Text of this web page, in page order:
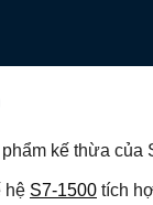
phẩm kế thừa
hệ S7-1500 tích